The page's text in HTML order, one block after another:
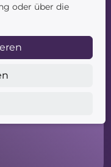
oder über die